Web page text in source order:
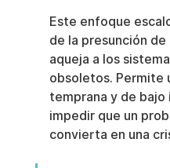
Este enfoque
de la presunción
aqueja a los
obsoletos. Permite
temprana y de
impedir que un
convierta en una